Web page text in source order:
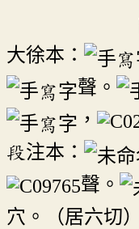
大徐本：
聲。
，
段注本：
聲。
穴。（居六切）